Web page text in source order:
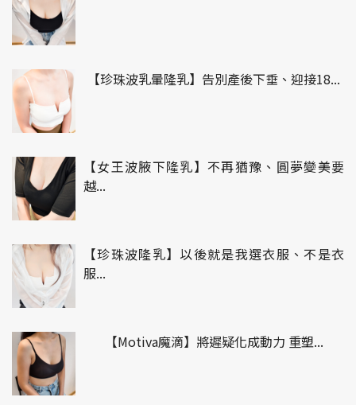
【珍珠波乳暈隆乳】告別產後下垂、迎接18...
【女王波腋下隆乳】不再猶豫、圓夢變美要
越...
【珍珠波隆乳】以後就是我選衣服、不是衣
服...
【Motiva魔滴】將遲疑化成動力 重塑...